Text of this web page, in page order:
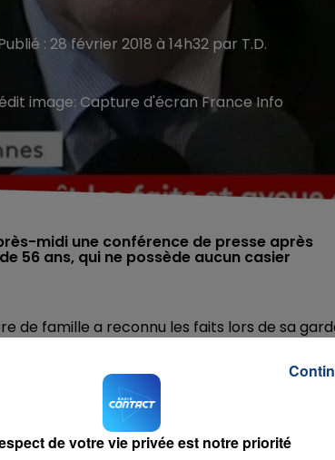
: 28 février 2018 à 14h32 par T.D.
image: Capture d'écran France Info
midi une conférence de presse après
56 ans, qui ne possède aucun casier
de famille a reconnu les faits lors de sa
de faits »
se sont produits dans la vallée de la
de dos, tôt le matin, vêtus de gants et
d’entre elles étaient mineures.
de votre vie privée est notre priorité